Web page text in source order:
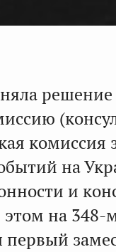
комиссия
на
и
на 348-